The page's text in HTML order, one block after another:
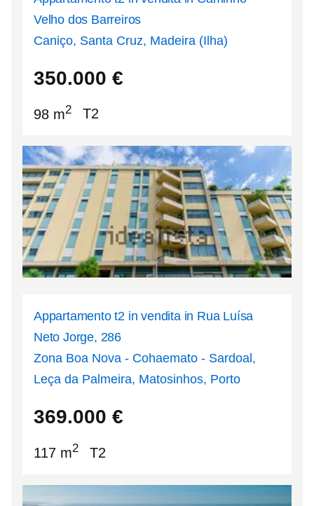
Velho dos Barreiros
Caniço, Santa Cruz, Madeira (Ilha)
350.000 €
98 m2 T2
Appartamento t2 in vendita in Rua Luísa
Neto Jorge, 286
Zona Boa Nova - Cohaemato - Sardoal,
Leça da Palmeira, Matosinhos, Porto
369.000 €
117 m2 T2